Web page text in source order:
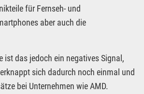
für Fernseh- und
aber auch die
ist das jedoch ein negatives Signal,
sich dadurch noch einmal und
bei Unternehmen wie AMD.